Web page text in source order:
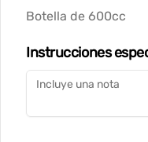
Instagram
Mi cuenta
Iniciar sesión
Botella de 600cc
Instrucciones